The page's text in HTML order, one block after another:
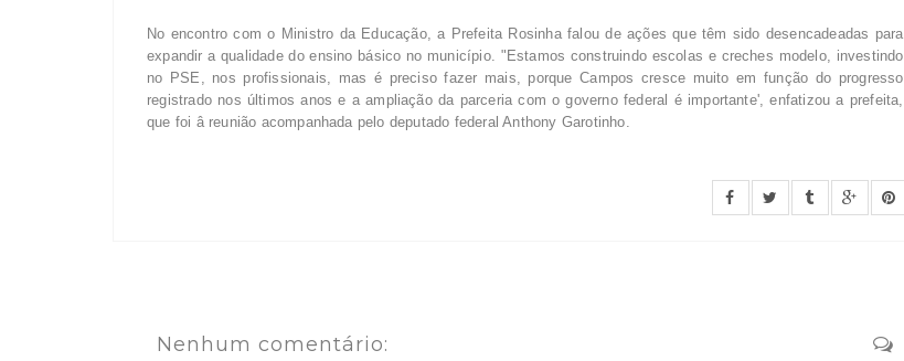
No encontro com o Ministro da Educação, a Prefeita Rosinha falou de ações que têm sido desencadeadas para
expandir a qualidade do ensino básico no município. "Estamos construindo escolas e creches modelo, investindo
no PSE, nos profissionais, mas é preciso fazer mais, porque Campos cresce muito em função do progresso
registrado nos últimos anos e a ampliação da parceria com o governo federal é importante', enfatizou a prefeita,
que foi â reunião acompanhada pelo deputado federal Anthony Garotinho.
Nenhum comentário: